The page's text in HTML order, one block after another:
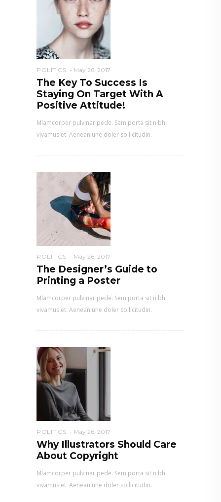
POLITICS May 26, 2017
The Key To Success Is
Staying On Target With A
Positive Attitude!
Mlamcorper pulvinar pede. Sem porta sit nibh
vivamus et. Aenean une doler sollicitudin.
POLITICS May 26, 2017
The Designer’s Guide to
Printing a Poster
Mlamcorper pulvinar pede. Sem porta sit nibh
vivamus et. Aenean une doler sollicitudin.
POLITICS May 26, 2017
Why Illustrators Should Care
About Copyright
Mlamcorper pulvinar pede. Sem porta sit nibh
vivamus et. Aenean une doler sollicitudin.